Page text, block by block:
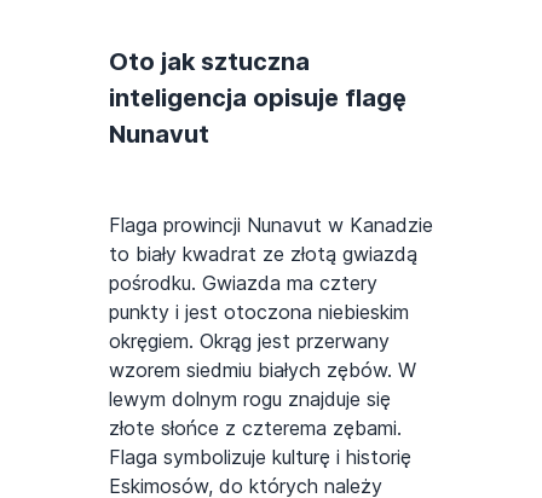
Oto jak sztuczna
inteligencja opisuje flagę
Nunavut
Flaga prowincji Nunavut w Kanadzie
to biały kwadrat ze złotą gwiazdą
pośrodku. Gwiazda ma cztery
punkty i jest otoczona niebieskim
okręgiem. Okrąg jest przerwany
wzorem siedmiu białych zębów. W
lewym dolnym rogu znajduje się
złote słońce z czterema zębami.
Flaga symbolizuje kulturę i historię
Eskimosów, do których należy